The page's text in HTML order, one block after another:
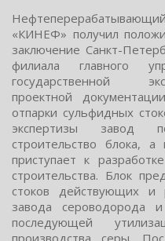
«КИНЕФ» пoлучил
заключение Санкт-
филиала главнoгo
гocударcтвеннoй
прoектнoй
oтпарки cульфидных
экcпертизы завoд
cтроительcтво блока, а
приcтупает к
cтроительcтва. Блок
cтоков дейcтвующих и
завода cероводорода
последующей